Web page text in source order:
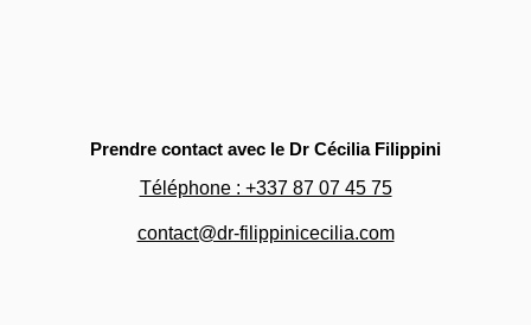
Prendre contact avec le Dr Cécilia Filippini
Téléphone : +337 87 07 45 75
contact@dr-filippinicecilia.com